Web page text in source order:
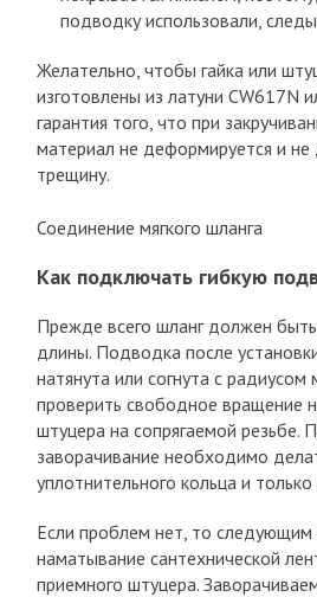
подводку использовали,
Желательно, чтобы гайка или
изготовлены из латуни CW617N
гарантия того, что при
материал не деформируется и не
трещину.
Соединение мягкого шланга
Как подключать гибкую
Прежде всего шланг должен
длины. Подводка после
натянута или согнута с
проверить свободное вращение
штуцера на сопрягаемой резьбе.
заворачивание необходимо
уплотнительного кольца и только
Если проблем нет, то
наматывание сантехнической
приемного штуцера.